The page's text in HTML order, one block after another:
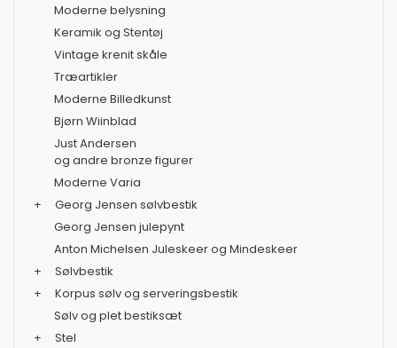
Moderne belysning
Keramik og Stentøj
Vintage krenit skåle
Træartikler
Moderne Billedkunst
Bjørn Wiinblad
Just Andersen
og andre bronze figurer
Moderne Varia
+
Georg Jensen sølvbestik
Georg Jensen julepynt
Anton Michelsen Juleskeer og Mindeskeer
+
Sølvbestik
+
Korpus sølv og serveringsbestik
Sølv og plet bestiksæt
+
Stel